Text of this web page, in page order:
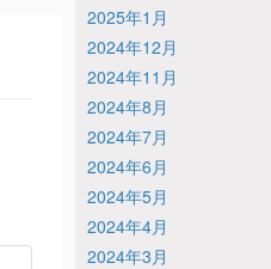
2025年1月
2024年12月
2024年11月
2024年8月
2024年7月
2024年6月
2024年5月
2024年4月
2024年3月